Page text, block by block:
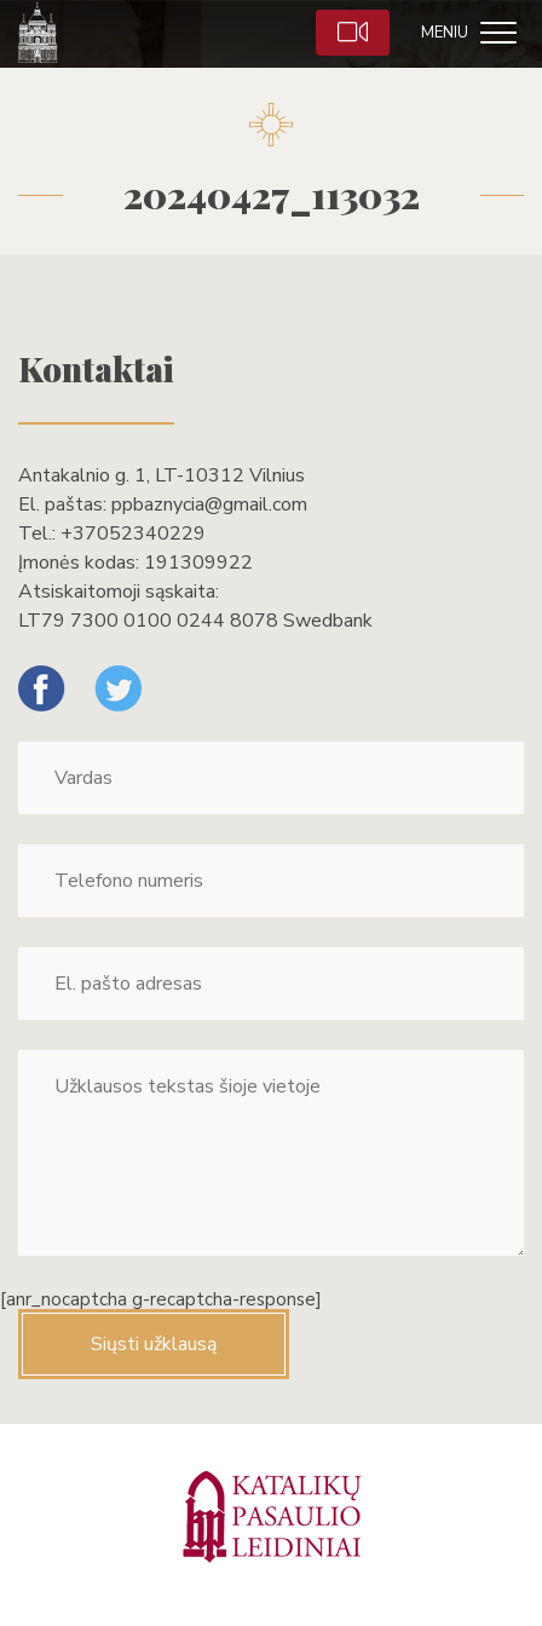
MENIU
20240427_113032
Kontaktai
Antakalnio g. 1, LT-10312 Vilnius
El. paštas: ppbaznycia@gmail.com
Tel.: +37052340229
Įmonės kodas: 191309922
Atsiskaitomoji sąskaita:
LT79 7300 0100 0244 8078 Swedbank
[anr_nocaptcha g-recaptcha-response]